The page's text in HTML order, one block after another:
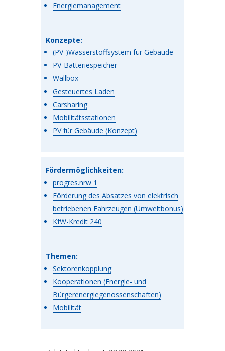
Energiemanagement
Konzepte:
(PV-)Wasserstoffsystem für Gebäude
PV-Batteriespeicher
Wallbox
Gesteuertes Laden
Carsharing
Mobilitätsstationen
PV für Gebäude (Konzept)
Fördermöglichkeiten:
progres.nrw 1
Förderung des Absatzes von elektrisch
betriebenen Fahrzeugen (Umweltbonus)
KfW-Kredit 240
Themen:
Sektorenkopplung
Kooperationen (Energie- und
Bürgerenergiegenossenschaften)
Mobilität